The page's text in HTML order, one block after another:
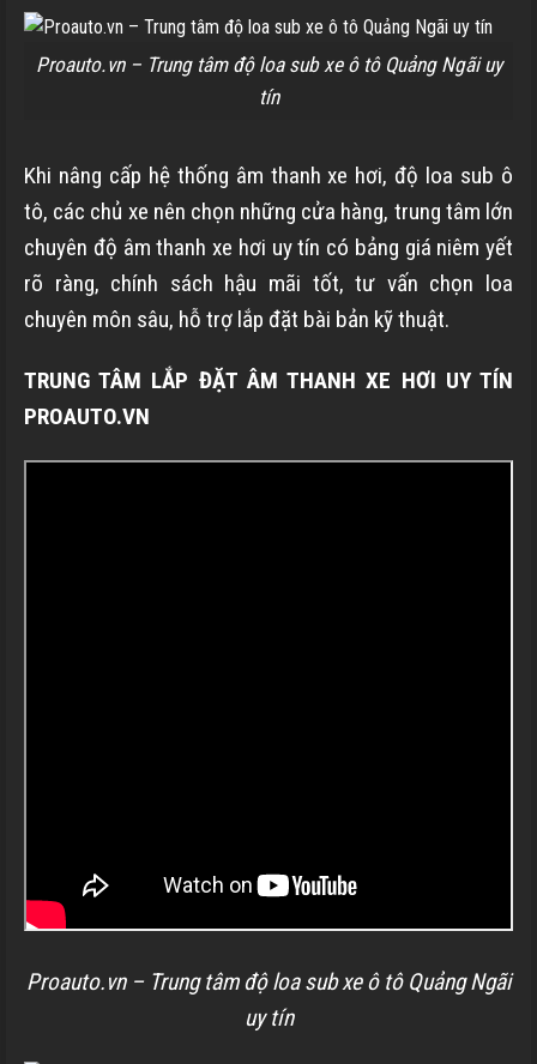
Proauto.vn – Trung tâm độ loa sub xe ô tô Quảng Ngãi uy
tín
Khi nâng cấp hệ thống âm thanh xe hơi, độ loa sub ô
tô, các chủ xe nên chọn những cửa hàng, trung tâm lớn
chuyên độ âm thanh xe hơi uy tín có bảng giá niêm yết
rõ ràng, chính sách hậu mãi tốt, tư vấn chọn loa
chuyên môn sâu, hỗ trợ lắp đặt bài bản kỹ thuật.
TRUNG TÂM LẮP ĐẶT ÂM THANH XE HƠI UY TÍN
PROAUTO.VN
Proauto.vn – Trung tâm độ loa sub xe ô tô Quảng Ngãi
uy tín